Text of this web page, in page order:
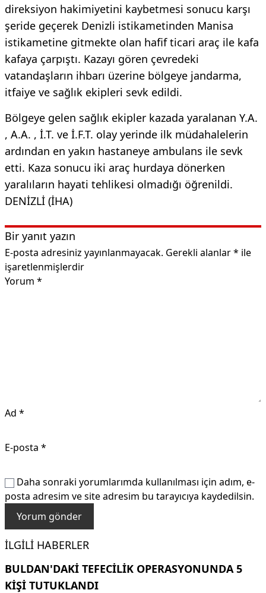
direksiyon hakimiyetini kaybetmesi sonucu karşı
şeride geçerek Denizli istikametinden Manisa
istikametine gitmekte olan hafif ticari araç ile kafa
kafaya çarpıştı. Kazayı gören çevredeki
vatandaşların ihbarı üzerine bölgeye jandarma,
itfaiye ve sağlık ekipleri sevk edildi.
Bölgeye gelen sağlık ekipler kazada yaralanan Y.A.
, A.A. , İ.T. ve İ.F.T. olay yerinde ilk müdahalelerin
ardından en yakın hastaneye ambulans ile sevk
etti. Kaza sonucu iki araç hurdaya dönerken
yaralıların hayati tehlikesi olmadığı öğrenildi.
DENİZLİ (İHA)
Bir yanıt yazın
E-posta adresiniz yayınlanmayacak. Gerekli alanlar* ile
işaretlenmişlerdir
Yorum *
Ad *
E-posta *
Daha sonraki yorumlarımda kullanılması için adım, e-
posta adresim ve site adresim bu tarayıcıya kaydedilsin.
İLGILI HABERLER
BULDAN'DAKI TEFECILIK OPERASYONUNDA 5
KIŞI TUTUKLANDI